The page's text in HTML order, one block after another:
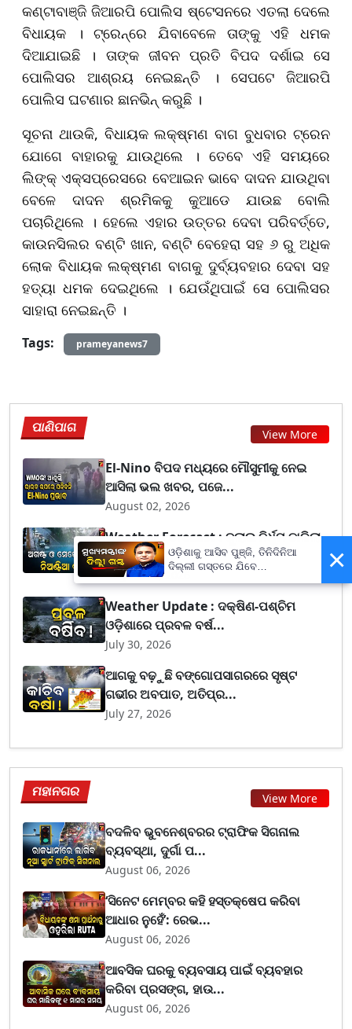
କଣ୍ଟାବାଞ୍ଜି ଜିଆରପି ପୋଲିସ ଷ୍ଟେସନରେ ଏତଲା ଦେଲେ
ବିଧାୟକ । ଟ୍ରେନ୍‌ରେ ଯିବାବେଳେ ତାଙ୍କୁ ଏହି ଧମକ
ଦିଆଯାଇଛି । ତାଙ୍କ ଜୀବନ ପ୍ରତି ବିପଦ ଦର୍ଶାଇ ସେ
ପୋଲିସର ଆଶ୍ରୟ ନେଇଛନ୍ତି । ସେପଟେ ଜିଆରପି
ପୋଲିସ ଘଟଣାର ଛାନଭିନ୍ କରୁଛି ।
ସୂଚନା ଥାଉକି, ବିଧାୟକ ଲକ୍ଷ୍ମଣ ବାଗ ବୁଧବାର ଟ୍ରେନ
ଯୋଗେ ବାହାରକୁ ଯାଉଥିଲେ । ତେବେ ଏହି ସମୟରେ
ଲିଙ୍କ୍ ଏକ୍ସପ୍ରେସରେ ବେଆଇନ ଭାବେ ଦାଦନ ଯାଉଥିବା
ବେଳେ ଦାଦନ ଶ୍ରମିକକୁ କୁଆଡେ ଯାଉଛ ବୋଲି
ପଚାରିଥିଲେ । ହେଲେ ଏହାର ଉତ୍ତର ଦେବା ପରିବର୍ତ୍ତେ,
କାଉନସିଲର ବଣ୍ଟି ଖାନ, ବଣ୍ଟି ବେହେରା ସହ ୬ ରୁ ଅଧିକ
ଲୋକ ବିଧାୟକ ଲକ୍ଷ୍ମଣ ବାଗକୁ ଦୁର୍ବ୍ୟବହାର ଦେବା ସହ
ହତ୍ୟା ଧମକ ଦେଇଥିଲେ । ଯେଉଁଥିପାଇଁ ସେ ପୋଲିସର
ସାହାରା ନେଇଛନ୍ତି ।
Tags: prameyanews7
ପାଣିପାଗ View More
El-Nino ବିପଦ ମଧ୍ୟରେ ମୌସୁମୀକୁ ନେଇ
ଆସିଲା ଭଲ ଖବର, ପଜେ...
August 02, 2026
Weather Forecast : ଜୁଲାଇ ନିର୍ଧୁମ ଢାଳିଲା,
ଅଗଷ୍ଟ ଓ ସ...
August 01, 2026
Weather Update : ଦକ୍ଷିଣ-ପଶ୍ଚିମ
ଓଡ଼ିଶାରେ ପ୍ରବଳ ବର୍ଷ...
July 30, 2026
ଆଗକୁ ବଢ଼ୁଛି ବଙ୍ଗୋପସାଗରରେ ସୃଷ୍ଟ
ଗଭୀର ଅବପାତ, ଅତିପ୍ର...
July 27, 2026
ମହାନଗର View More
ବଦଳିବ ଭୁବନେଶ୍ବରର ଟ୍ରାଫିକ ସିଗନାଲ
ବ୍ୟବସ୍ଥା, ଦୁର୍ଗା ପ...
August 06, 2026
‘ସିନେଟ ମେମ୍ବର କହି ହସ୍ତକ୍ଷେପ କରିବା
ଆଧାର ନୁହେଁ’: ରେଭ...
August 06, 2026
ଆବସିକ ଘରକୁ ବ୍ୟବସାୟ ପାଇଁ ବ୍ୟବହାର
କରିବା ପ୍ରସଙ୍ଗ, ହାଉ...
August 06, 2026
×
ଓଡ଼ିଶାକୁ ଆସିବ ପୁଞ୍ଜି, ତିନିଦିନିଆ
ଦିଲ୍ଲୀ ଗସ୍ତରେ ଯିବେ